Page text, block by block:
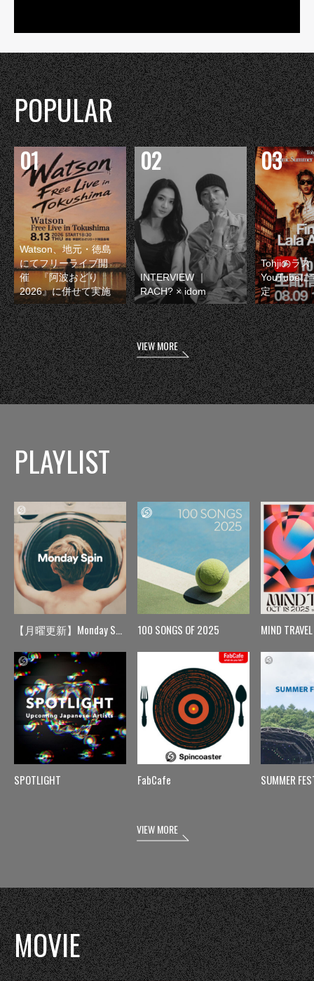
POPULAR
Watson、地元・徳島
にてフリーライブ開
催 『阿波おどり
2026』に併せて実施
INTERVIEW ｜
RACH? × idom
Tohjiのラス
YouTubeに
定
VIEW MORE
PLAYLIST
【月曜更新】Monday Spin
SPOTLIGHT
100 SONGS OF 2025
FabCafe
MIND TRAVEL
SUMMER
VIEW MORE
MOVIE